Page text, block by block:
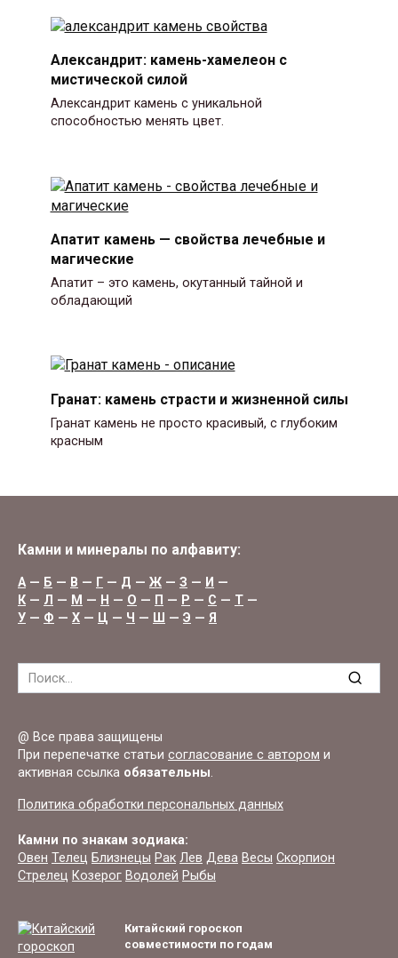
Александрит: камень-хамелеон с
мистической силой
Александрит камень с уникальной
способностью менять цвет.
Апатит камень — свойства лечебные и
магические
Апатит – это камень, окутанный тайной и
обладающий
Гранат: камень страсти и жизненной силы
Гранат камень не просто красивый, с глубоким
красным
Камни и минералы по алфавиту:
А— Б — В — Г — Д — Ж — З — И —
К — Л — М — Н — О — П — Р — С — Т —
У — Ф — Х — Ц — Ч — Ш — Э — Я
Search
@ Все права защищены
При перепечатке статьи согласование с автором и
активная ссылка обязательны.
Политика обработки персональных данных
Камни по знакам зодиака:
Овен Телец Близнецы Рак Лев Дева Весы Скорпион
Стрелец Козерог Водолей Рыбы
Китайский гороскоп
совместимости по годам